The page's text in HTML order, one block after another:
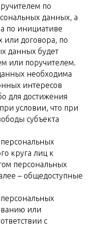
по
данных, а
по инициативе
или договора, по
данных будет
или поручителем.
необходима
интересов
для достижения
условии, что при
субъекта
круга лиц к
персональных
– общедоступные
или
с